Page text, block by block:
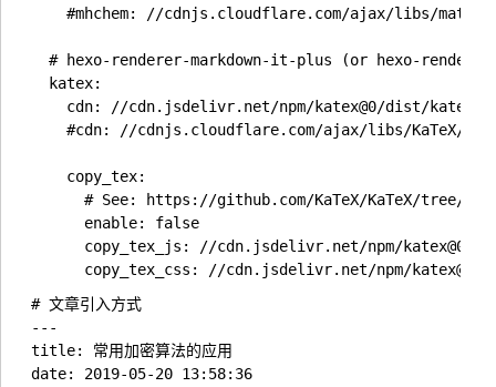
#mhchem: //cdnjs.cloudflare.com/ajax/libs/
# hexo-renderer-markdown-it-plus (or hexo-
  katex:
cdn: //cdn.jsdelivr.net/npm/katex@0/dist/
#cdn: //cdnjs.cloudflare.com/ajax/libs/KaTeX/
    copy_tex:
# See: https://github.com/KaTeX/KaTeX/tree/
      enable: false
copy_tex_js: //cdn.jsdelivr.net/npm/katex@0/
# 文章引入方式
---
title: 常用加密算法的应用
date: 2019-05-20 13:58:36